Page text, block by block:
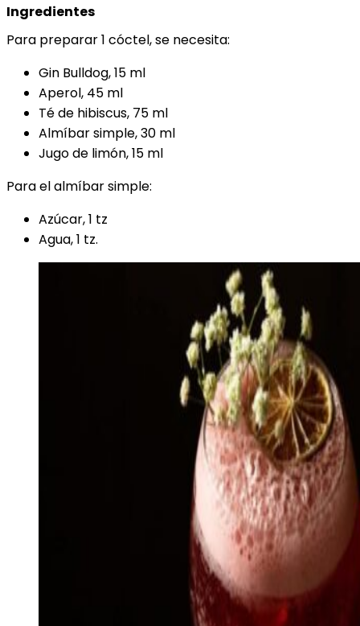
Ingredientes
Para preparar 1 cóctel, se necesita:
Gin Bulldog, 15 ml
Aperol, 45 ml
Té de hibiscus, 75 ml
Almíbar simple, 30 ml
Jugo de limón, 15 ml
Para el almíbar simple:
Azúcar, 1 tz
Agua, 1 tz.